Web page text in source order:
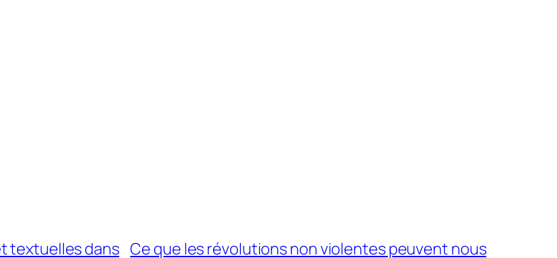
textuelles dans Ce que les révolutions non violentes peuvent nous